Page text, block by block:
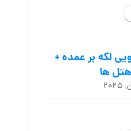
لکه بر عمده +
ها